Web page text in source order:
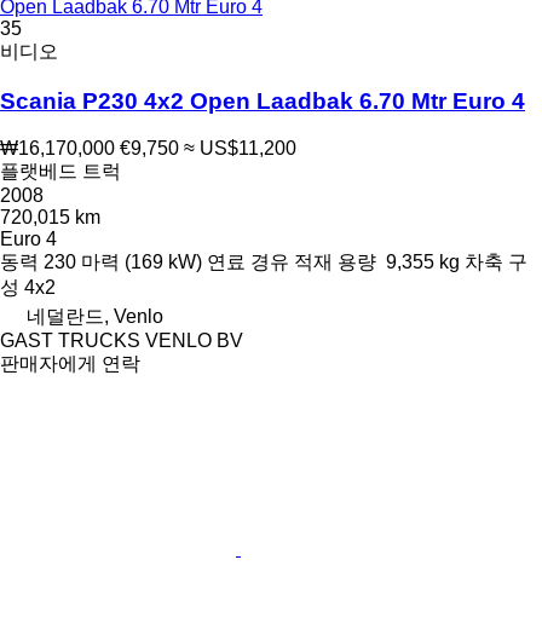
Open Laadbak 6.70 Mtr Euro 4
35
비디오
Scania P230 4x2 Open Laadbak 6.70 Mtr Euro 4
₩16,170,000 €9,750 ≈ US$11,200
플랫베드 트럭
2008
720,015 km
Euro 4
동력 230 마력 (169 kW) 연료 경유 적재 용량 9,355 kg 차축 구
성 4x2
네덜란드, Venlo
GAST TRUCKS VENLO BV
판매자에게 연락